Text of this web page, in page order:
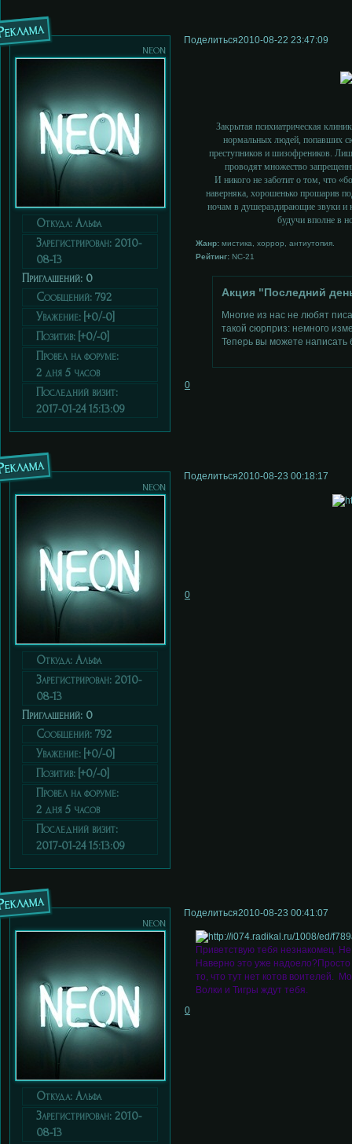
Поделиться2010-08-22 23:47:09
neon
Откуда: Альфа
Зарегистрирован: 2010-
08-13
Приглашений: 0
Сообщений: 792
Уважение: [+0/-0]
Позитив: [+0/-0]
Провел на форуме:
2 дня 5 часов
Последний визит:
2017-01-24 15:13:09
Закрытая психиатрическая
нормальных людей, попавших
преступников и шизофреников.
проводят множество
И никого не заботит о том, что
наверняка, хорошенько прошарив
ночам в душераздирающие звуки и
будучи вполне в
Жанр:мистика, хоррор, антиутопия.
Рейтинг:NC-21
Акция "Последний
Многие из нас не любят
такой сюрприз: немного
Теперь вы можете
0
Поделиться2010-08-23 00:18:17
neon
Откуда: Альфа
Зарегистрирован: 2010-
08-13
Приглашений: 0
Сообщений: 792
Уважение: [+0/-0]
Позитив: [+0/-0]
Провел на форуме:
2 дня 5 часов
Последний визит:
2017-01-24 15:13:09
0
Поделиться2010-08-23 00:41:07
neon
Откуда: Альфа
Зарегистрирован: 2010-
08-13
Приветствую тебя незнакомец.
Наверно это уже
то, что тут нет котов воителей.
Волки и Тигры ждут тебя.
0